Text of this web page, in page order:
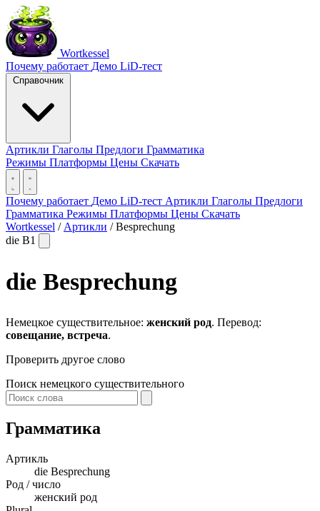
Wortkessel
Почему работает Демо LiD-тест
Справочник
Артикли Глаголы Предлоги Грамматика
Режимы Платформы Цены Скачать
Почему работает Демо LiD-тест Артикли Глаголы Предлоги
Грамматика Режимы Платформы Цены Скачать
Wortkessel / Артикли / Besprechung
die B1
die Besprechung
Немецкое существительное: женский род. Перевод:
совещание, встреча.
Проверить другое слово
Поиск немецкого существительного
Грамматика
Артикль
die Besprechung
Род / число
женский род